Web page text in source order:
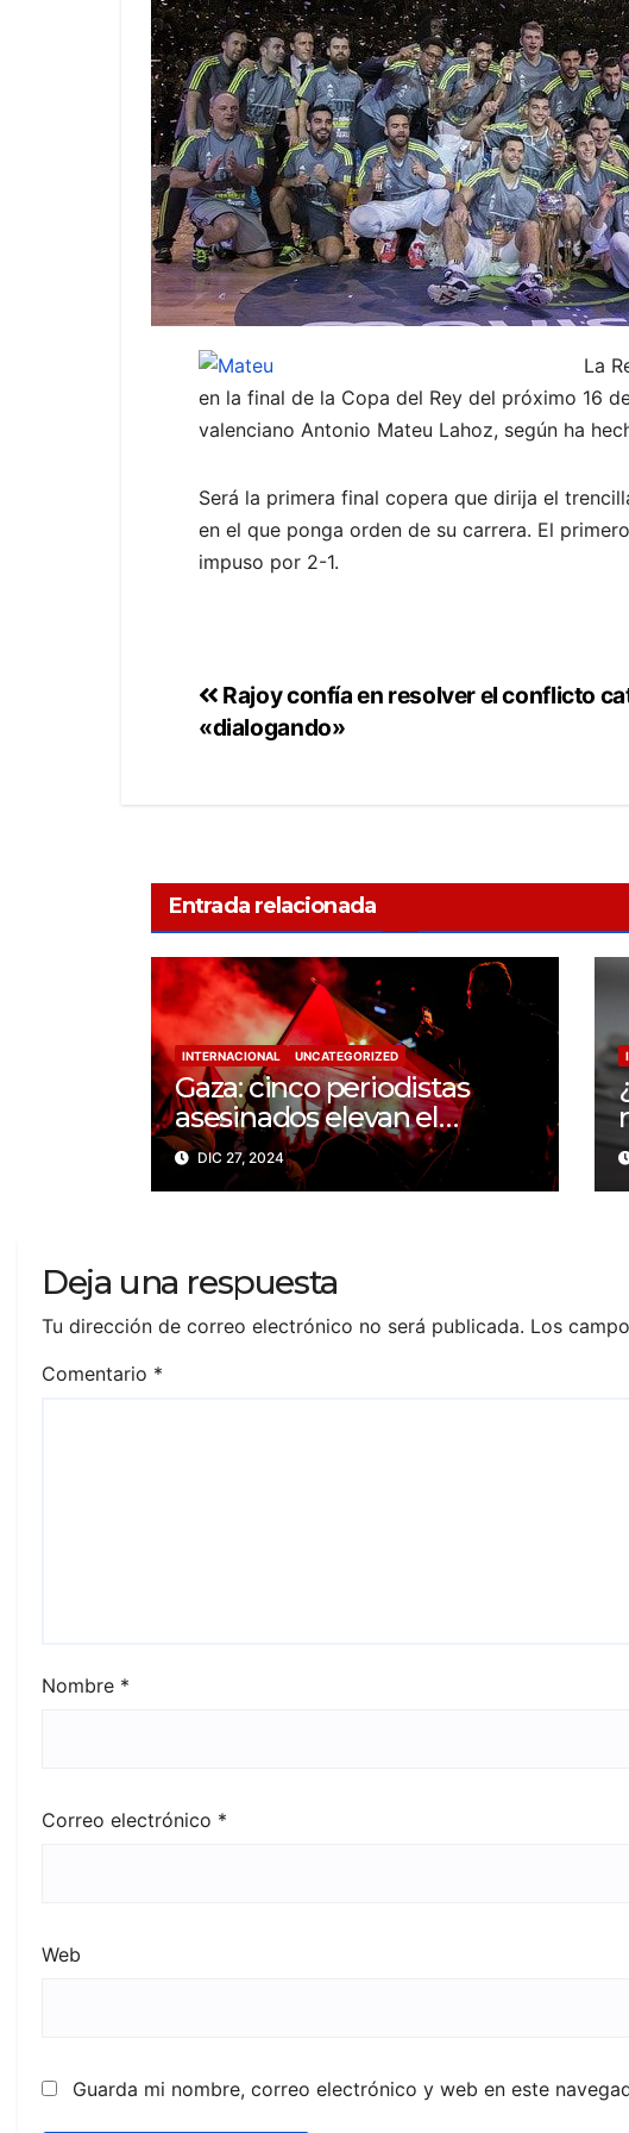
La
en la final de la Copa del Rey del próximo 16
valenciano Antonio Mateu Lahoz, según ha
Será la primera final copera que dirija el
en el que ponga orden de su carrera. El
impuso por 2-1.
Rajoy confía en resolver el conflicto
«dialogando»
Entrada relacionada
INTERNACIONAL UNCATEGORIZED
Gaza: cinco periodistas
asesinados elevan el
balance a 200 trabajadores
de la prensa muertos en
DIC 27, 2024
Deja una respuesta
Tu dirección de correo electrónico no será publicada. Los
Comentario *
Nombre *
Correo electrónico *
Web
Guarda mi nombre, correo electrónico y web en este